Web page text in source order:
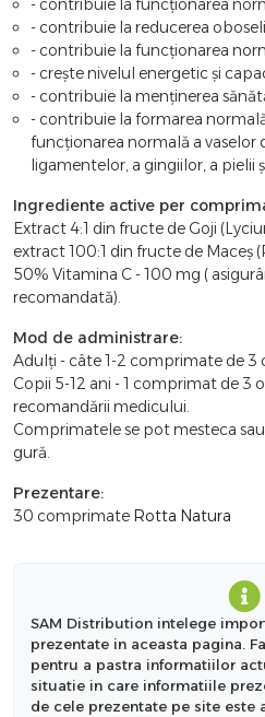
- contribuie la funcționarea
- contribuie la reducerea
- contribuie la funcționarea
- crește nivelul energetic și
- contribuie la menținerea
- contribuie la formarea
funcționarea normală a vaselor
ligamentelor, a gingiilor, a pielii
Ingrediente active per
Extract 4:1 din fructe de Goji
extract 100:1 din fructe de Maceș
50% Vitamina C - 100 mg (
recomandată).
Mod de administrare:
Adulți - câte 1-2 comprimate de 3
Copii 5-12 ani - 1 comprimat de 3
recomandării medicului.
Comprimatele se pot mesteca sau
gură.
Prezentare:
30 comprimate Rotta Natura
SAM Distribution intelege
prezentate in aceasta pagina.
pentru a pastra informatiilor
situatie in care informatiile
de cele prezentate pe site este